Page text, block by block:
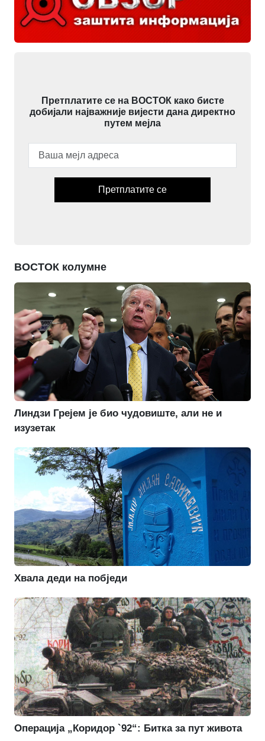
Претплатите се на ВОСТОК како бисте
добијали најважније вијести дана директно
путем мејла
Претплатите се
ВОСТОК колумне
Линдзи Грејем је био чудовиште, али не и
изузетак
Хвала деди на побједи
Операција „Коридор `92“: Битка за пут живота